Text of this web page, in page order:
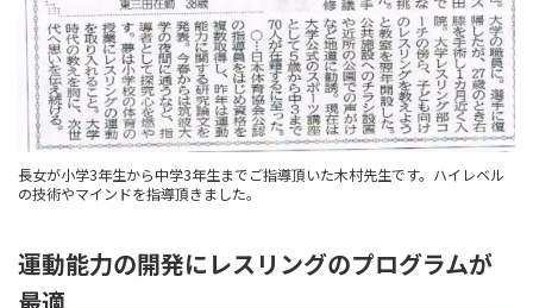
長女が小学3年生から中学3年生までご指導頂いた木村先生です。ハイレベル
の技術やマインドを指導頂きました。
運動能力の開発にレスリングのプログラムが
最適